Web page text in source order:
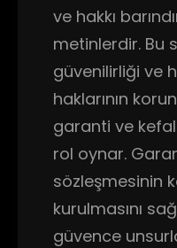
ve hakkı
metinlerdir. Bu
güvenilirliği ve
haklarının
garanti ve
rol oynar.
sözleşmesinin
kurulmasını
güvence